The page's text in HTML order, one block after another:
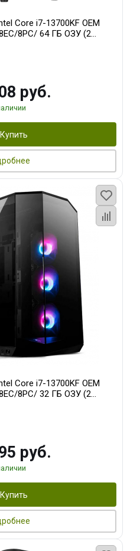
Core i7-13700KF OEM
8PC/ 64 ГБ ОЗУ (2
OC 16GB GDDR7
руб.
Купить
Core i7-13700KF OEM
8PC/ 32 ГБ ОЗУ (2
AERO OC 12GB GDDR7
руб.
Купить